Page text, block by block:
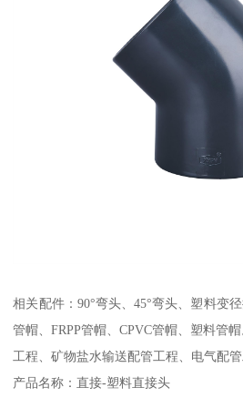
相关配件：90°弯头、45°弯头、塑料变
管帽、FRPP管帽、CPVC管帽、塑料管帽
工程、矿物盐水输送配管工程、电气配
产品名称：直接-塑料直接头